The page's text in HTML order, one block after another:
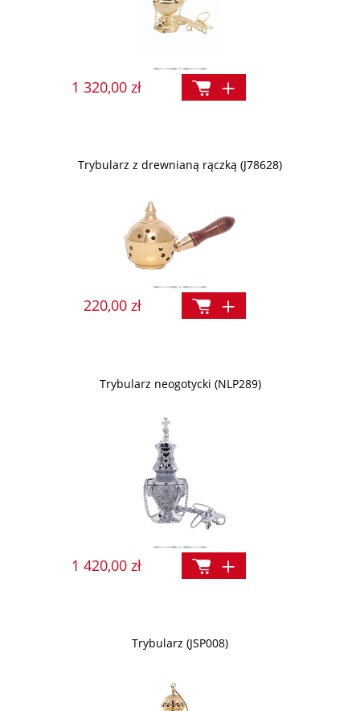
1 320,00 zł
Trybularz z drewnianą rączką (J78628)
220,00 zł
Trybularz neogotycki (NLP289)
1 420,00 zł
Trybularz (JSP008)